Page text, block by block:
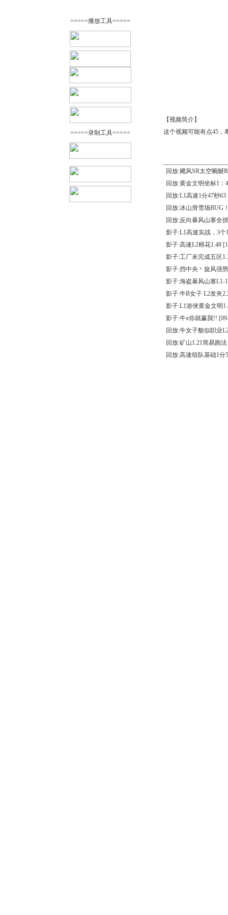
=====播放工具=====
=====录制工具=====
【视频简介】
这个视频可能有点45，
回放:飓风SR太空蜿蜒
回放:黄金文明坐标1：
回放:L1高速1分47秒63
回放:冰山滑雪场BUG
回放:反向暴风山寨全
影子:L1高速实战，3个
影子:高速L2棉花1.48
影子:工厂未完成五区
影子:挡中央丶旋风强
影子:海盗暴风山寨L1-
影子:牛B女子 L2发夹
影子:L1游侠黄金文明
影子:牛x你就赢我!!
回放:牛女子貌似职业
回放:矿山1.21简易跑法
回放:高速组队基础1分